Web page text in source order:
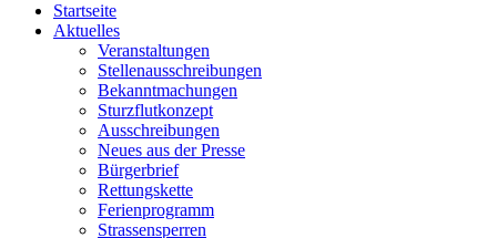
Startseite
Aktuelles
Veranstaltungen
Stellenausschreibungen
Bekanntmachungen
Sturzflutkonzept
Ausschreibungen
Neues aus der Presse
Bürgerbrief
Rettungskette
Ferienprogramm
Strassensperren